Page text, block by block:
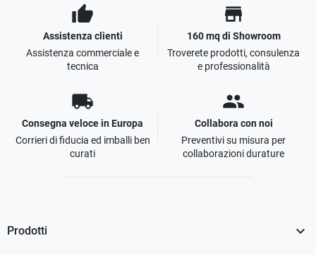
thumb_up
Assistenza clienti
Assistenza commerciale e
tecnica
store
160 mq di Showroom
Troverete prodotti, consulenza
e professionalità
local_shipping
Consegna veloce in Europa
Corrieri di fiducia ed imballi ben
curati
people
Collabora con noi
Preventivi su misura per
collaborazioni durature
Prodotti
